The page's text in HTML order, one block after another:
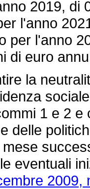
2019, di
l'anno
per l'anno
di euro
la
1 e 2
delle
eventuali
2009,